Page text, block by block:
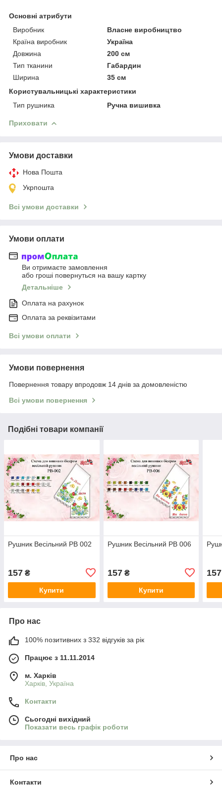
Основні атрибути
Виробник
Власне виробництво
Країна виробник
Україна
Довжина
200 см
Тип тканини
Габардин
Ширина
35 см
Користувальницькі характеристики
Тип рушника
Ручна вишивка
Приховати
Умови доставки
Нова Пошта
Укрпошта
Всі умови доставки
Умови оплати
Ви отримаєте замовлення
або гроші повернуться на вашу картку
Детальніше
Оплата на рахунок
Оплата за реквізитами
Всі умови оплати
Умови повернення
Повернення товару впродовж 14 днів за домовленістю
Всі умови повернення
Подібні товари компанії
Рушник Весільний РВ 002
157 ₴
Купити
Рушник Весільний РВ 006
157₴
Купити
157
Про нас
100% позитивних з 332 відгуків за рік
Працює з 11.11.2014
м. Харків
Харків, Україна
Контакти
Сьогодні вихідний
Показати весь графік роботи
Про нас
Контакти